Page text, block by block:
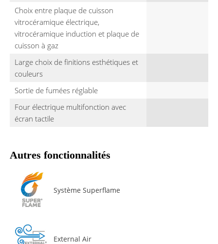
Choix entre plaque de cuisson
vitrocéramique électrique,
vitrocéramique induction et plaque de
cuisson à gaz
Large choix de finitions esthétiques et
couleurs
Sortie de fumées réglable
Four électrique multifonction avec
écran tactile
Autres fonctionnalités
Système Superflame
External Air